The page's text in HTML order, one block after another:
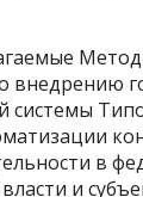
внедрению
в
и